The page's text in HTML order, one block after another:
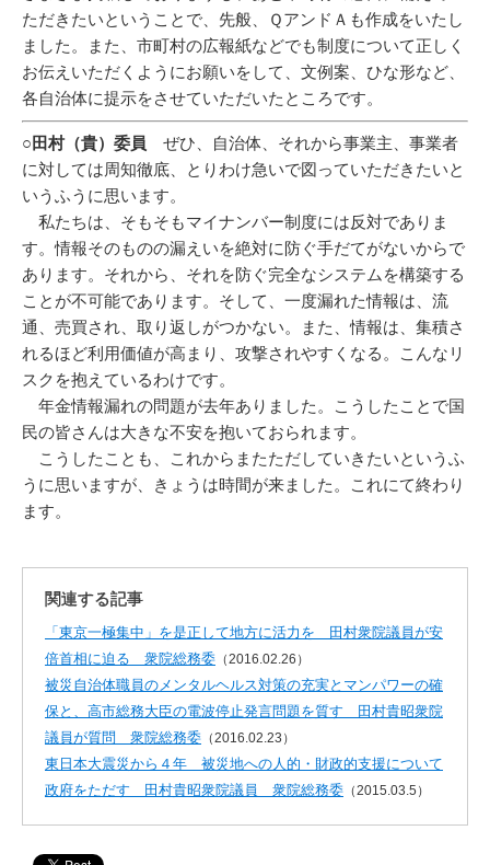
ただきたいということで、先般、ＱアンドＡも作成をいたし
ました。また、市町村の広報紙などでも制度について正しく
お伝えいただくようにお願いをして、文例案、ひな形など、
各自治体に提示をさせていただいたところです。
○田村（貴）委員 ぜひ、自治体、それから事業主、事業者
に対しては周知徹底、とりわけ急いで図っていただきたいと
いうふうに思います。
私たちは、そもそもマイナンバー制度には反対でありま
す。情報そのものの漏えいを絶対に防ぐ手だてがないからで
あります。それから、それを防ぐ完全なシステムを構築する
ことが不可能であります。そして、一度漏れた情報は、流
通、売買され、取り返しがつかない。また、情報は、集積さ
れるほど利用価値が高まり、攻撃されやすくなる。こんなリ
スクを抱えているわけです。
年金情報漏れの問題が去年ありました。こうしたことで国
民の皆さんは大きな不安を抱いておられます。
こうしたことも、これからまたただしていきたいというふ
うに思いますが、きょうは時間が来ました。これにて終わり
ます。
関連する記事
「東京一極集中」を是正して地方に活力を 田村衆院議員が安
倍首相に迫る 衆院総務委 （2016.02.26）
被災自治体職員のメンタルヘルス対策の充実とマンパワーの確
保と、高市総務大臣の電波停止発言問題を質す 田村貴昭衆院
議員が質問 衆院総務委 （2016.02.23）
東日本大震災から４年 被災地への人的・財政的支援について
政府をただす 田村貴昭衆院議員 衆院総務委 （2015.03.5）